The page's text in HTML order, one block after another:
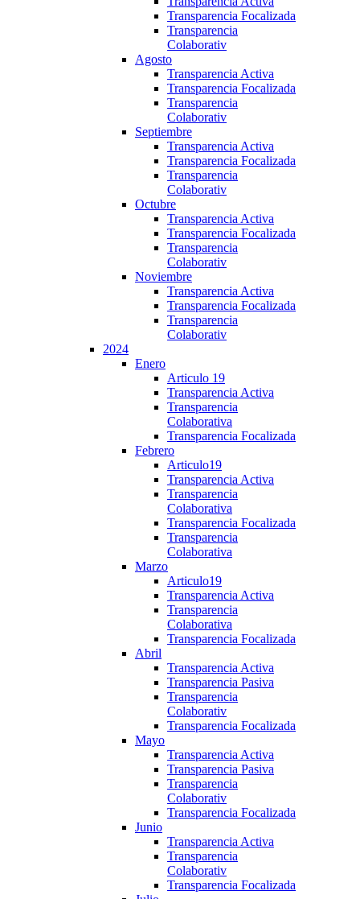
Transparencia Focalizada
Transparencia
Colaborativ
Agosto
Transparencia Activa
Transparencia Focalizada
Transparencia
Colaborativ
Septiembre
Transparencia Activa
Transparencia Focalizada
Transparencia
Colaborativ
Octubre
Transparencia Activa
Transparencia Focalizada
Transparencia
Colaborativ
Noviembre
Transparencia Activa
Transparencia Focalizada
Transparencia
Colaborativ
2024
Enero
Articulo 19
Transparencia Activa
Transparencia
Colaborativa
Transparencia Focalizada
Febrero
Articulo19
Transparencia Activa
Transparencia
Colaborativa
Transparencia Focalizada
Transparencia
Colaborativa
Marzo
Articulo19
Transparencia Activa
Transparencia
Colaborativa
Transparencia Focalizada
Abril
Transparencia Activa
Transparencia Pasiva
Transparencia
Colaborativ
Transparencia Focalizada
Mayo
Transparencia Activa
Transparencia Pasiva
Transparencia
Colaborativ
Transparencia Focalizada
Junio
Transparencia Activa
Transparencia
Colaborativ
Transparencia Focalizada